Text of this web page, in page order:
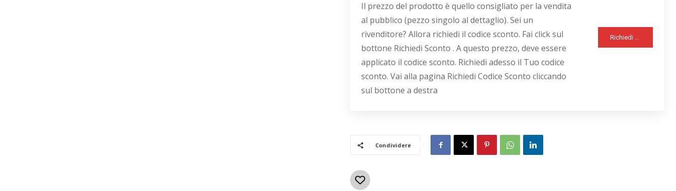
Il prezzo del prodotto è quello consigliato per la vendita
al pubblico (pezzo singolo al dettaglio). Sei un
rivenditore? Allora richiedi il codice sconto. Fai click sul
bottone Richiedi Sconto . A questo prezzo, deve essere
applicato il codice sconto. Richiedi adesso il Tuo codice
sconto. Vai alla pagina Richiedi Codice Sconto cliccando
sul bottone a destra
Condividere